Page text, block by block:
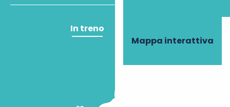
Mappa interattiva
In treno